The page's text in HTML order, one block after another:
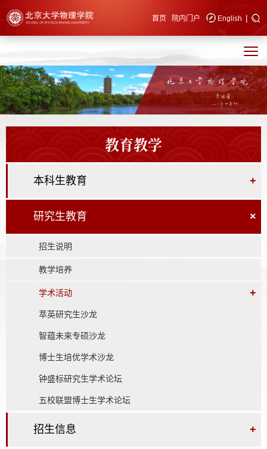
快速导航 首页 院内门户 English |
教育教学
本科生教育 +
研究生教育 ×
招生说明
教学培养
学术活动 +
萃英研究生沙龙
智蕴未来专硕沙龙
博士生培优学术沙龙
钟盛标研究生学术论坛
五校联盟博士生学术论坛
招生信息 +